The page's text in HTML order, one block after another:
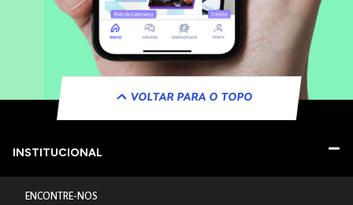
VOLTAR PARA O TOPO
INSTITUCIONAL
ENCONTRE-NOS